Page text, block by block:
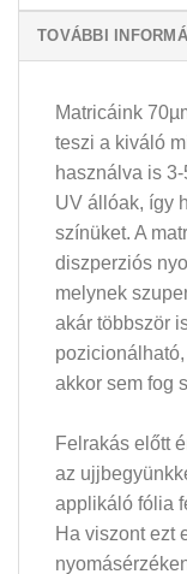
TOVÁBBI
Matricáink
teszi a kiváló
használva is
UV állóak, így
színüket. A
diszperziós
melynek
akár többször
akkor sem fog
Felrakás előtt
az
applikáló fólia
Ha viszont ezt